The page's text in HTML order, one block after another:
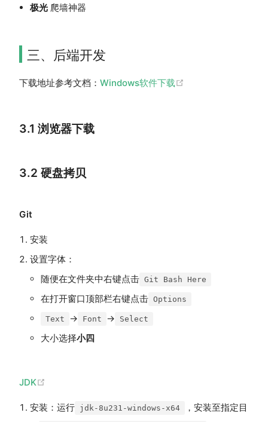
极光 爬墙神器
三、后端开发
下载地址参考文档： Windows软件下载
3.1 浏览器下载
3.2 硬盘拷贝
Git
安装
设置字体：
随便在文件夹中右键点击 Git Bash Here
在打开窗口顶部栏右键点击 Options
Text → Font → Select
大小选择小四
JDK
安装：运行 jdk-8u231-windows-x64
，安装至指定目